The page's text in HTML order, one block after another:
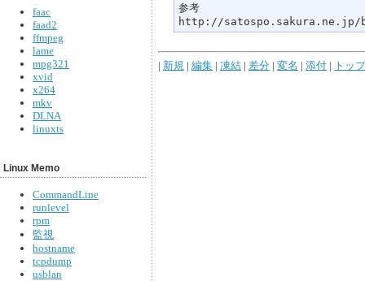
faac
faad2
ffmpeg
lame
mpg321
xvid
x264
mkv
DLNA
linuxts
Linux Memo
CommandLine
runlevel
rpm
監視
hostname
tcpdump
usblan
参考
http://satospo.sakura.ne.jp/
| 新規 | 編集 | 凍結 | 差分 | 変名 | 添付 | トップ